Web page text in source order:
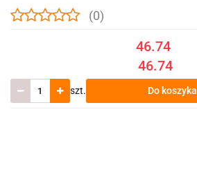
(0)
46.74
46.74
szt. Do koszyka